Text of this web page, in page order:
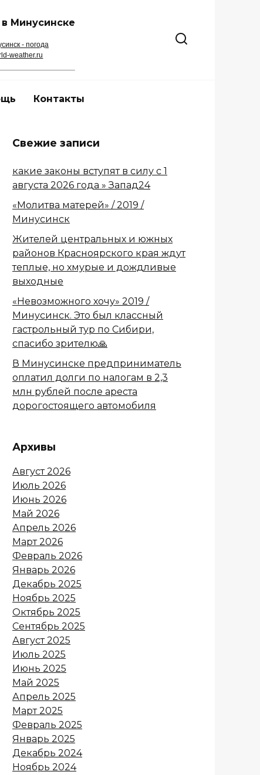
Минусинске
- погода
weather.ru
Контакты
Свежие записи
какие законы вступят в силу с 1
августа 2026 года » Запад24
«Молитва матерей» / 2019 /
Минусинск
Жителей центральных и южных
районов Красноярского края ждут
теплые, но хмурые и дождливые
выходные
«Невозможного хочу» 2019 /
Минусинск. Это был классный
гастрольный тур по Сибири,
спасибо зрителю🙏
В Минусинске предприниматель
оплатил долги по налогам в 2,3
млн рублей после ареста
дорогостоящего автомобиля
Архивы
Август 2026
Июль 2026
Июнь 2026
Май 2026
Апрель 2026
Март 2026
Февраль 2026
Январь 2026
Декабрь 2025
Ноябрь 2025
Октябрь 2025
Сентябрь 2025
Август 2025
Июль 2025
Июнь 2025
Май 2025
Апрель 2025
Март 2025
Февраль 2025
Январь 2025
Декабрь 2024
Ноябрь 2024